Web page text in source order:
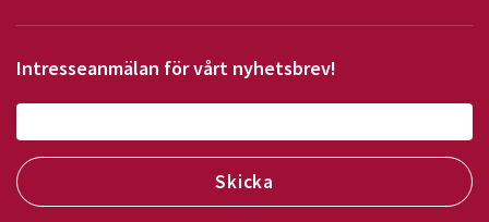
Intresseanmälan för vårt nyhetsbrev!